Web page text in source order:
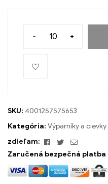
- +
SKU: 4001257575653
Kategória: Výparníky a cievky
zdieľam:
Facebook
TwitterEmail
Zaručená bezpečná platba